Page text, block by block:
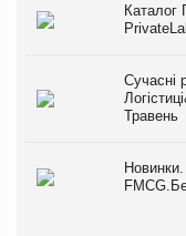
Каталог
Сучасні
Травень